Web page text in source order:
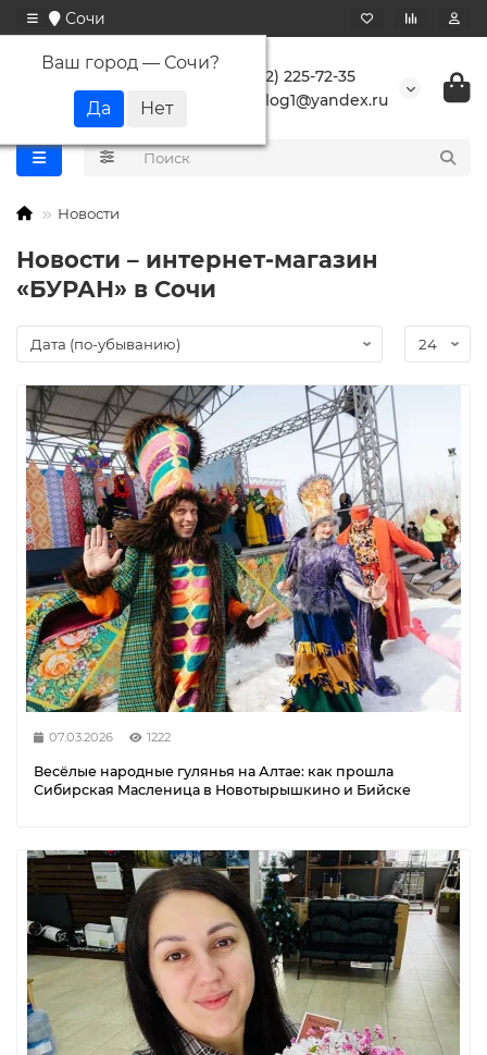
Сочи
Ваш город — Сочи?
+7 (862) 225-72-35
buranlog1@yandex.ru
Новости
Новости – интернет-магазин
«БУРАН» в Сочи
07.03.2026 1222
Весёлые народные гулянья на Алтае: как прошла
Сибирская Масленица в Новотырышкино и Бийске